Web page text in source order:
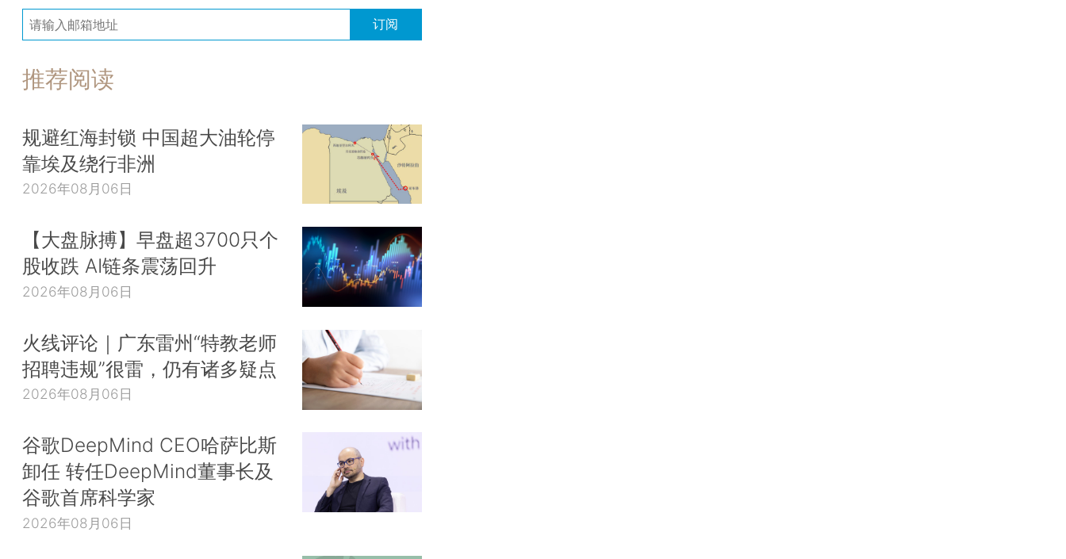
订阅
推荐阅读
规避红海封锁 中国超大油轮停
靠埃及绕行非洲
2026年08月06日
【大盘脉搏】早盘超3700只个
股收跌 AI链条震荡回升
2026年08月06日
火线评论｜广东雷州“特教老师
招聘违规”很雷，仍有诸多疑点
2026年08月06日
谷歌DeepMind CEO哈萨比斯
卸任 转任DeepMind董事长及
谷歌首席科学家
2026年08月06日